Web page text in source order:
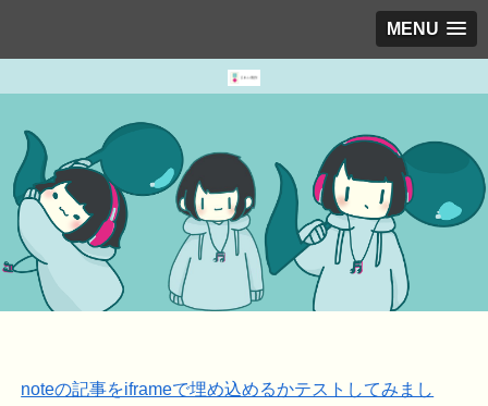
MENU
noteの記事をiframeで埋め込めるかテストしてみまし